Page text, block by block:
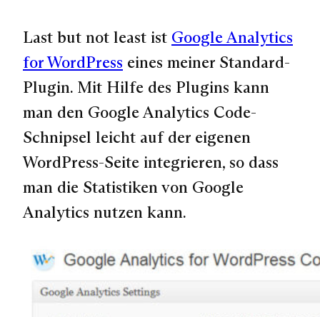
Last but not least ist Google Analytics
for WordPress eines meiner Standard-
Plugin. Mit Hilfe des Plugins kann
man den Google Analytics Code-
Schnipsel leicht auf der eigenen
WordPress-Seite integrieren, so dass
man die Statistiken von Google
Analytics nutzen kann.